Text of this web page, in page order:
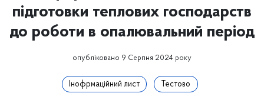
підготовки теплових господарств
до роботи в опалювальний період
опубліковано 9 Серпня 2024 року
Інофрмаційний лист Тестово